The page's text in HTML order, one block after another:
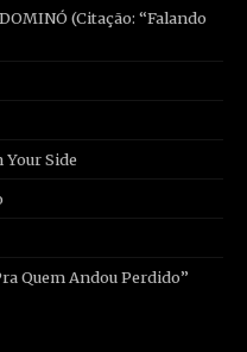
(Citação: “Falando
Side
Quem Andou Perdido”